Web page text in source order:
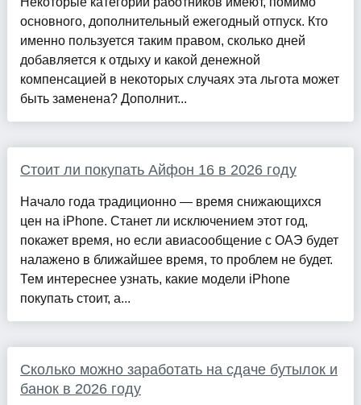
основного, дополнительный ежегодный отпуск. Кто
именно пользуется таким правом, сколько дней
добавляется к отдыху и какой денежной
компенсацией в некоторых случаях эта льгота может
быть заменена? Дополнит...
Стоит ли покупать Айфон 16 в 2026 году
Начало года традиционно — время снижающихся
цен на iPhone. Станет ли исключением этот год,
покажет время, но если авиасообщение с ОАЭ будет
налажено в ближайшее время, то проблем не будет.
Тем интереснее узнать, какие модели iPhone
покупать стоит, а...
Сколько можно заработать на сдаче бутылок и
банок в 2026 году